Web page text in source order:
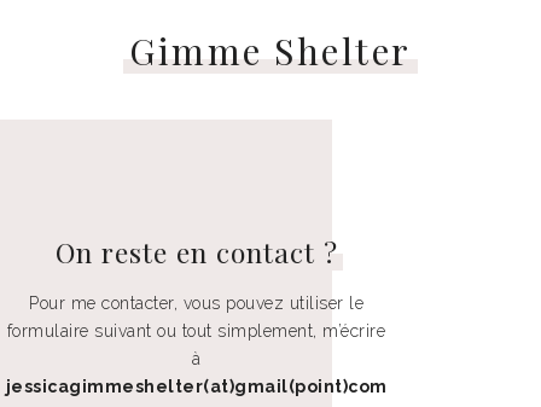
Gimme Shelter
On reste en contact ?
Pour me contacter, vous pouvez utiliser le
formulaire suivant ou tout simplement, m’écrire
à
jessicagimmeshelter(at)gmail(point)com